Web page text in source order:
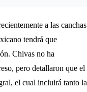
a las canchas
tendrá que
Chivas no ha
pero detallaron que el
el cual incluirá tanto la